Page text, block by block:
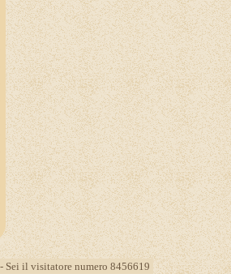
Sei il visitatore numero 8456619